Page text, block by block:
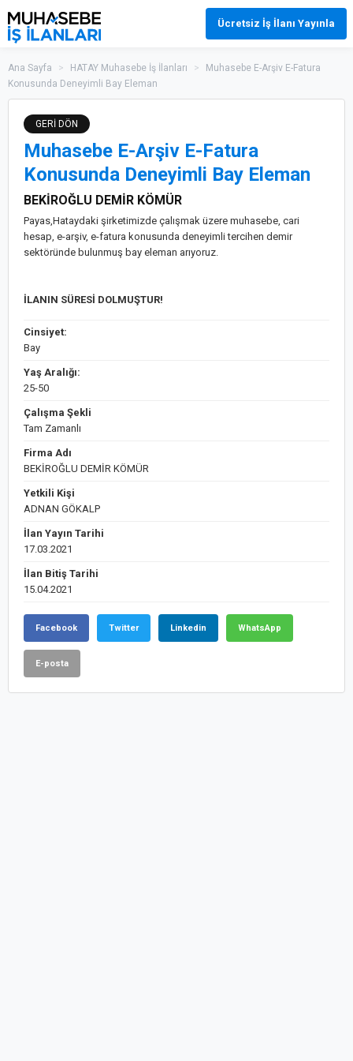
Ücretsiz İş İlanı Yayınla
Ana Sayfa > HATAY Muhasebe İş İlanları >
Muhasebe E-Arşiv E-Fatura
Konusunda Deneyimli Bay Eleman
GERİ DÖN
Muhasebe E-Arşiv E-Fatura
Konusunda Deneyimli Bay Eleman
BEKİROĞLU DEMİR KÖMÜR
Payas,Hataydaki şirketimizde çalışmak üzere muhasebe, cari
hesap, e-arşiv, e-fatura konusunda deneyimli tercihen demir
sektöründe bulunmuş bay eleman arıyoruz.
İLANIN SÜRESİ DOLMUŞTUR!
Cinsiyet:
Bay
Yaş Aralığı:
25-50
Çalışma Şekli
Tam Zamanlı
Firma Adı
BEKİROĞLU DEMİR KÖMÜR
Yetkili Kişi
ADNAN GÖKALP
İlan Yayın Tarihi
17.03.2021
İlan Bitiş Tarihi
15.04.2021
Facebook Twitter Linkedin WhatsApp
E-posta